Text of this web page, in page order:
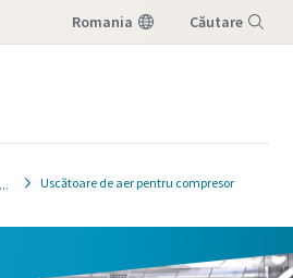
Romania Căutare
Uscătoare de aer pentru compresor